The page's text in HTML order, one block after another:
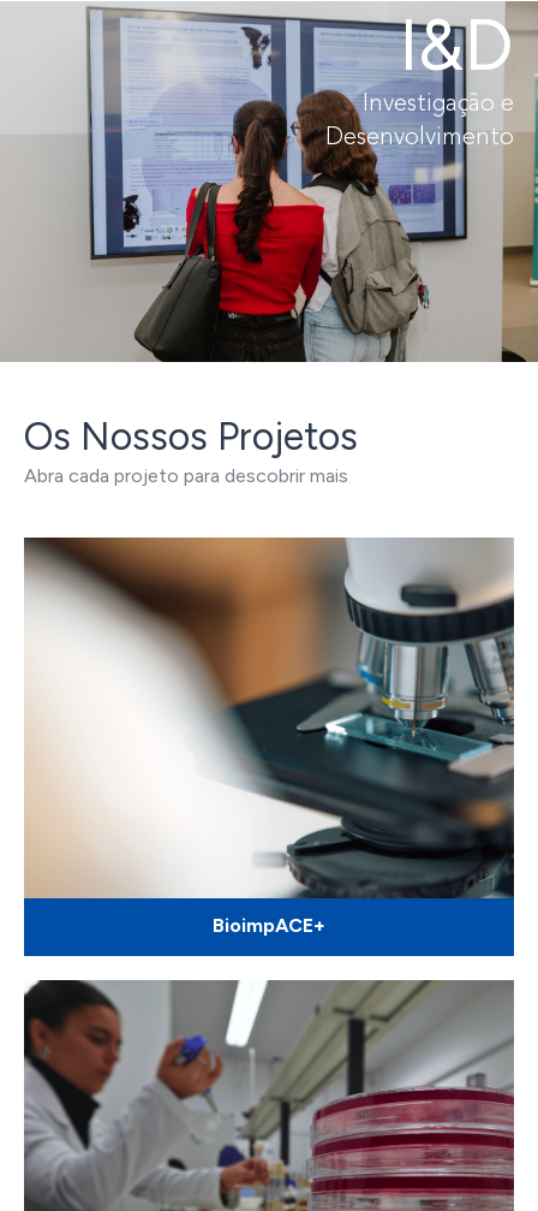
I&D
Investigação e
Desenvolvimento
Os Nossos Projetos
Abra cada projeto para descobrir mais
BioimpACE+